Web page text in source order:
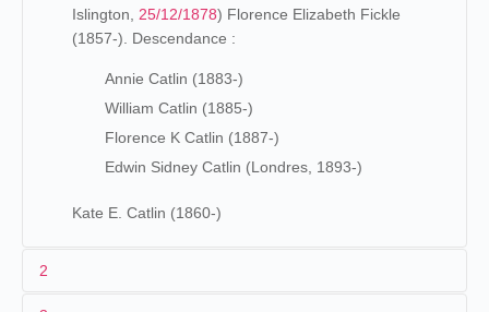
Islington, 25/12/1878) Florence Elizabeth Fickle
(1857-). Descendance :
Annie Catlin (1883-)
William Catlin (1885-)
Florence K Catlin (1887-)
Edwin Sidney Catlin (Londres, 1893-)
Kate E. Catlin (1860-)
2